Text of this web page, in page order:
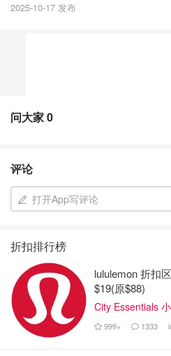
2025-10-17 发布
问大家0
评论
打开App写评论
折扣排行榜
lululemon 折扣
$19(原$88)
City Essentials
999+ 1333